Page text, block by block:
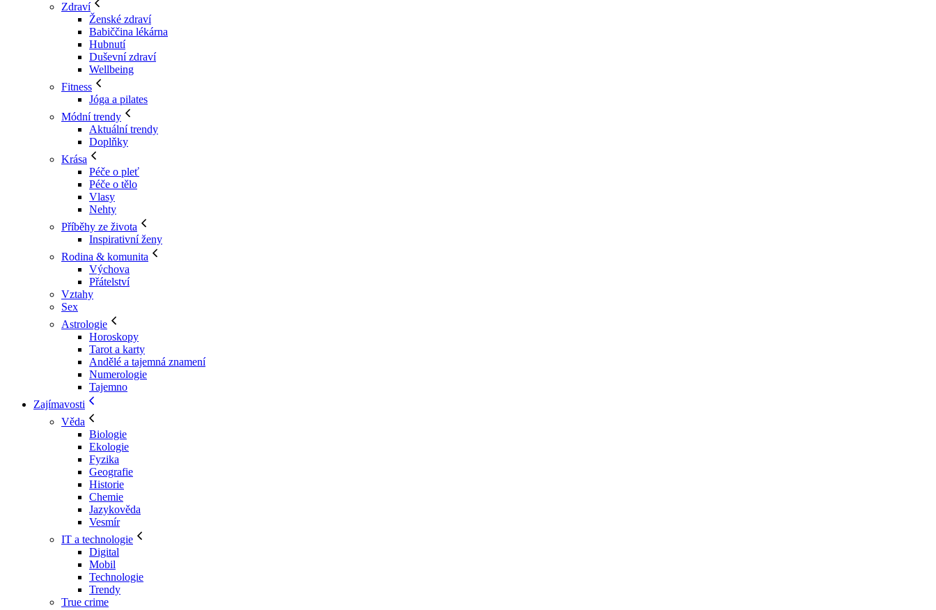
Zdraví
Ženské zdraví
Babiččina lékárna
Hubnutí
Duševní zdraví
Wellbeing
Fitness
Jóga a pilates
Módní trendy
Aktuální trendy
Doplňky
Krása
Péče o pleť
Péče o tělo
Vlasy
Nehty
Příběhy ze života
Inspirativní ženy
Rodina & komunita
Výchova
Přátelství
Vztahy
Sex
Astrologie
Horoskopy
Tarot a karty
Andělé a tajemná znamení
Numerologie
Tajemno
Zajímavosti
Věda
Biologie
Ekologie
Fyzika
Geografie
Historie
Chemie
Jazykověda
Vesmír
IT a technologie
Digital
Mobil
Technologie
Trendy
True crime